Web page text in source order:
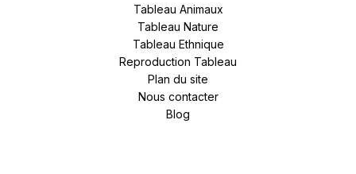
Tableau Animaux
Tableau Nature
Tableau Ethnique
Reproduction Tableau
Plan du site
Nous contacter
Blog